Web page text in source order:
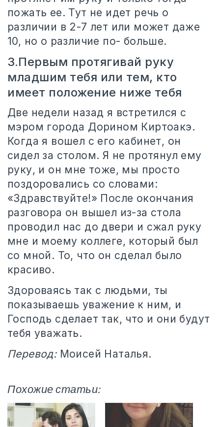
пожать ее. Тут не идет речь о
различии в 2-7 лет или может даже
10, но о различие по- больше.
3.Первым протягивай руку
младшим тебя или тем, кто
имеет положение ниже тебя
Две недели назад я встретился с
мэром города Дорином Киртоакэ.
Когда я вошел с его кабинет, он
сидел за столом. Я не протянул ему
руку, и он мне тоже, мы просто
поздоровались со словами:
«Здравствуйте!» После окончания
разговора он вышел из-за стола
проводил нас до двери и сжал руку
мне и моему коллеге, который был
со мной. То, что он сделал было
красиво.
Здороваясь так с людьми, ты
показываешь уважение к ним, и
Господь сделает так, что и они будут
тебя уважать.
Перевод:Моисей Наталья.
Похожие статьи: